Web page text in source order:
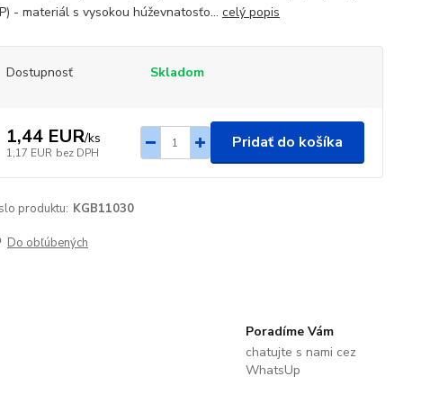
- materiál s vysokou húževnatosťo... celý popis
Dostupnosť Skladom
1,44 EUR/ks
1,17 EUR bez DPH
Pridať do košíka
produktu: KGB11030
Do obľúbených
Poradíme Vám
chatujte s nami cez
WhatsUp